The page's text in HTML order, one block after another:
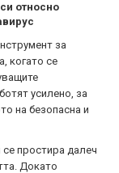
относно
за
когато се
усилено, за
на безопасна и
се простира далеч
Докато